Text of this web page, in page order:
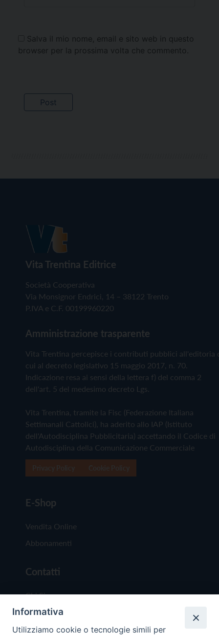
Salva il mio nome, email e sito web in questo
browser per la prossima volta che commento.
Vita Trentina Editrice
Società Cooperativa
Via Monsignor Endrici, 14 – 38122 Trento
P.IVA e C.F. 00199960220
Amministrazione trasparente
Vita Trentina percepisce i contributi pubblici all'editoria
cui al decreto legislativo 15 maggio 2017, n. 70.
Indicazione resa ai sensi della lettera f) del comma 2
dell'art. 5 del medesimo decreto Lgs.
Vita Trentina, tramite la Fisc (Federazione Italiana
Settimanali Cattolici), ha aderito allo IAP (Istituto
dell'Autodisciplina Pubblicitaria) accettando il Codice di
Autodisciplina della Comunicazione Commerciale
E-Shop
Vendita Online
Abbonamenti
Contatti
Chi Siamo
Redazione
Scrivici
Informativa
Utilizziamo cookie o tecnologie simili per